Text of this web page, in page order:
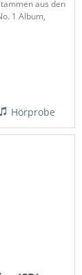
aus den
1 Album,
Hörprobe